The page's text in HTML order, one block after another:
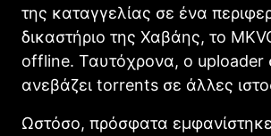
της καταγγελίας σε ένα
δικαστήριο της Χαβάης, το
offline. Ταυτόχρονα, ο uploader
ανεβάζει torrents σε άλλες
Ωστόσο, πρόσφατα